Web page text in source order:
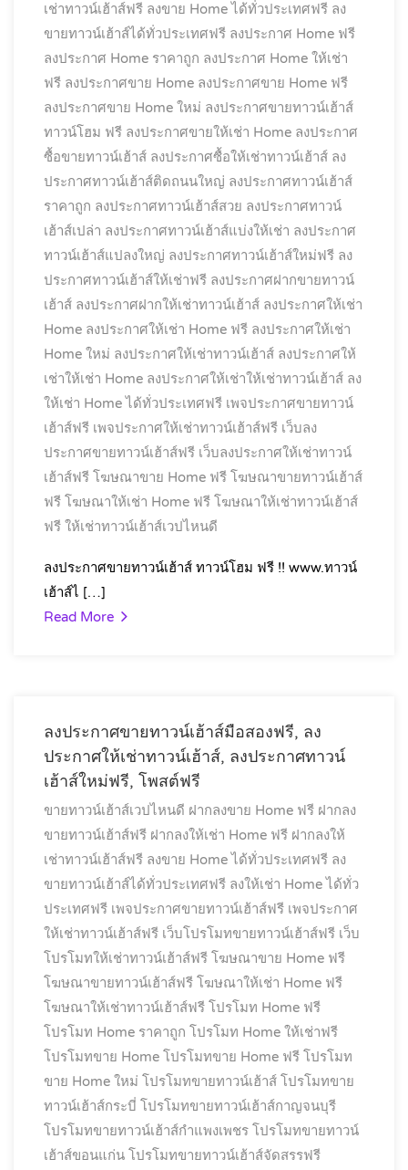
เช่าทาวน์เฮ้าส์ฟรี ลงขาย Home ได้ทั่วประเทศฟรี ลง
ขายทาวน์เฮ้าส์ได้ทั่วประเทศฟรี ลงประกาศ Home ฟรี
ลงประกาศ Home ราคาถูก ลงประกาศ Home ให้เช่า
ฟรี ลงประกาศขาย Home ลงประกาศขาย Home ฟรี
ลงประกาศขาย Home ใหม่ ลงประกาศขายทาวน์เฮ้าส์
ทาวน์โฮม ฟรี ลงประกาศขายให้เช่า Home ลงประกาศ
ซื้อขายทาวน์เฮ้าส์ ลงประกาศซื้อให้เช่าทาวน์เฮ้าส์ ลง
ประกาศทาวน์เฮ้าส์ติดถนนใหญ่ ลงประกาศทาวน์เฮ้าส์
ราคาถูก ลงประกาศทาวน์เฮ้าส์สวย ลงประกาศทาวน์
เฮ้าส์เปล่า ลงประกาศทาวน์เฮ้าส์แบ่งให้เช่า ลงประกาศ
ทาวน์เฮ้าส์แปลงใหญ่ ลงประกาศทาวน์เฮ้าส์ใหม่ฟรี ลง
ประกาศทาวน์เฮ้าส์ให้เช่าฟรี ลงประกาศฝากขายทาวน์
เฮ้าส์ ลงประกาศฝากให้เช่าทาวน์เฮ้าส์ ลงประกาศให้เช่า
Home ลงประกาศให้เช่า Home ฟรี ลงประกาศให้เช่า
Home ใหม่ ลงประกาศให้เช่าทาวน์เฮ้าส์ ลงประกาศให้
เช่าให้เช่า Home ลงประกาศให้เช่าให้เช่าทาวน์เฮ้าส์ ลง
ให้เช่า Home ได้ทั่วประเทศฟรี เพจประกาศขายทาวน์
เฮ้าส์ฟรี เพจประกาศให้เช่าทาวน์เฮ้าส์ฟรี เว็บลง
ประกาศขายทาวน์เฮ้าส์ฟรี เว็บลงประกาศให้เช่าทาวน์
เฮ้าส์ฟรี โฆษณาขาย Home ฟรี โฆษณาขายทาวน์เฮ้าส์
ฟรี โฆษณาให้เช่า Home ฟรี โฆษณาให้เช่าทาวน์เฮ้าส์
ฟรี ให้เช่าทาวน์เฮ้าส์เวปไหนดี
ลงประกาศขายทาวน์เฮ้าส์ ทาวน์โฮม ฟรี !! www.ทาวน์
เฮ้าส์ไ […]
Read More
ลงประกาศขายทาวน์เฮ้าส์มือสองฟรี, ลง
ประกาศให้เช่าทาวน์เฮ้าส์, ลงประกาศทาวน์
เฮ้าส์ใหม่ฟรี, โพสต์ฟรี
ขายทาวน์เฮ้าส์เวปไหนดี ฝากลงขาย Home ฟรี ฝากลง
ขายทาวน์เฮ้าส์ฟรี ฝากลงให้เช่า Home ฟรี ฝากลงให้
เช่าทาวน์เฮ้าส์ฟรี ลงขาย Home ได้ทั่วประเทศฟรี ลง
ขายทาวน์เฮ้าส์ได้ทั่วประเทศฟรี ลงให้เช่า Home ได้ทั่ว
ประเทศฟรี เพจประกาศขายทาวน์เฮ้าส์ฟรี เพจประกาศ
ให้เช่าทาวน์เฮ้าส์ฟรี เว็บโปรโมทขายทาวน์เฮ้าส์ฟรี เว็บ
โปรโมทให้เช่าทาวน์เฮ้าส์ฟรี โฆษณาขาย Home ฟรี
โฆษณาขายทาวน์เฮ้าส์ฟรี โฆษณาให้เช่า Home ฟรี
โฆษณาให้เช่าทาวน์เฮ้าส์ฟรี โปรโมท Home ฟรี
โปรโมท Home ราคาถูก โปรโมท Home ให้เช่าฟรี
โปรโมทขาย Home โปรโมทขาย Home ฟรี โปรโมท
ขาย Home ใหม่ โปรโมทขายทาวน์เฮ้าส์ โปรโมทขาย
ทาวน์เฮ้าส์กระบี่ โปรโมทขายทาวน์เฮ้าส์กาญจนบุรี
โปรโมทขายทาวน์เฮ้าส์กำแพงเพชร โปรโมทขายทาวน์
เฮ้าส์ขอนแก่น โปรโมทขายทาวน์เฮ้าส์จัดสรรฟรี